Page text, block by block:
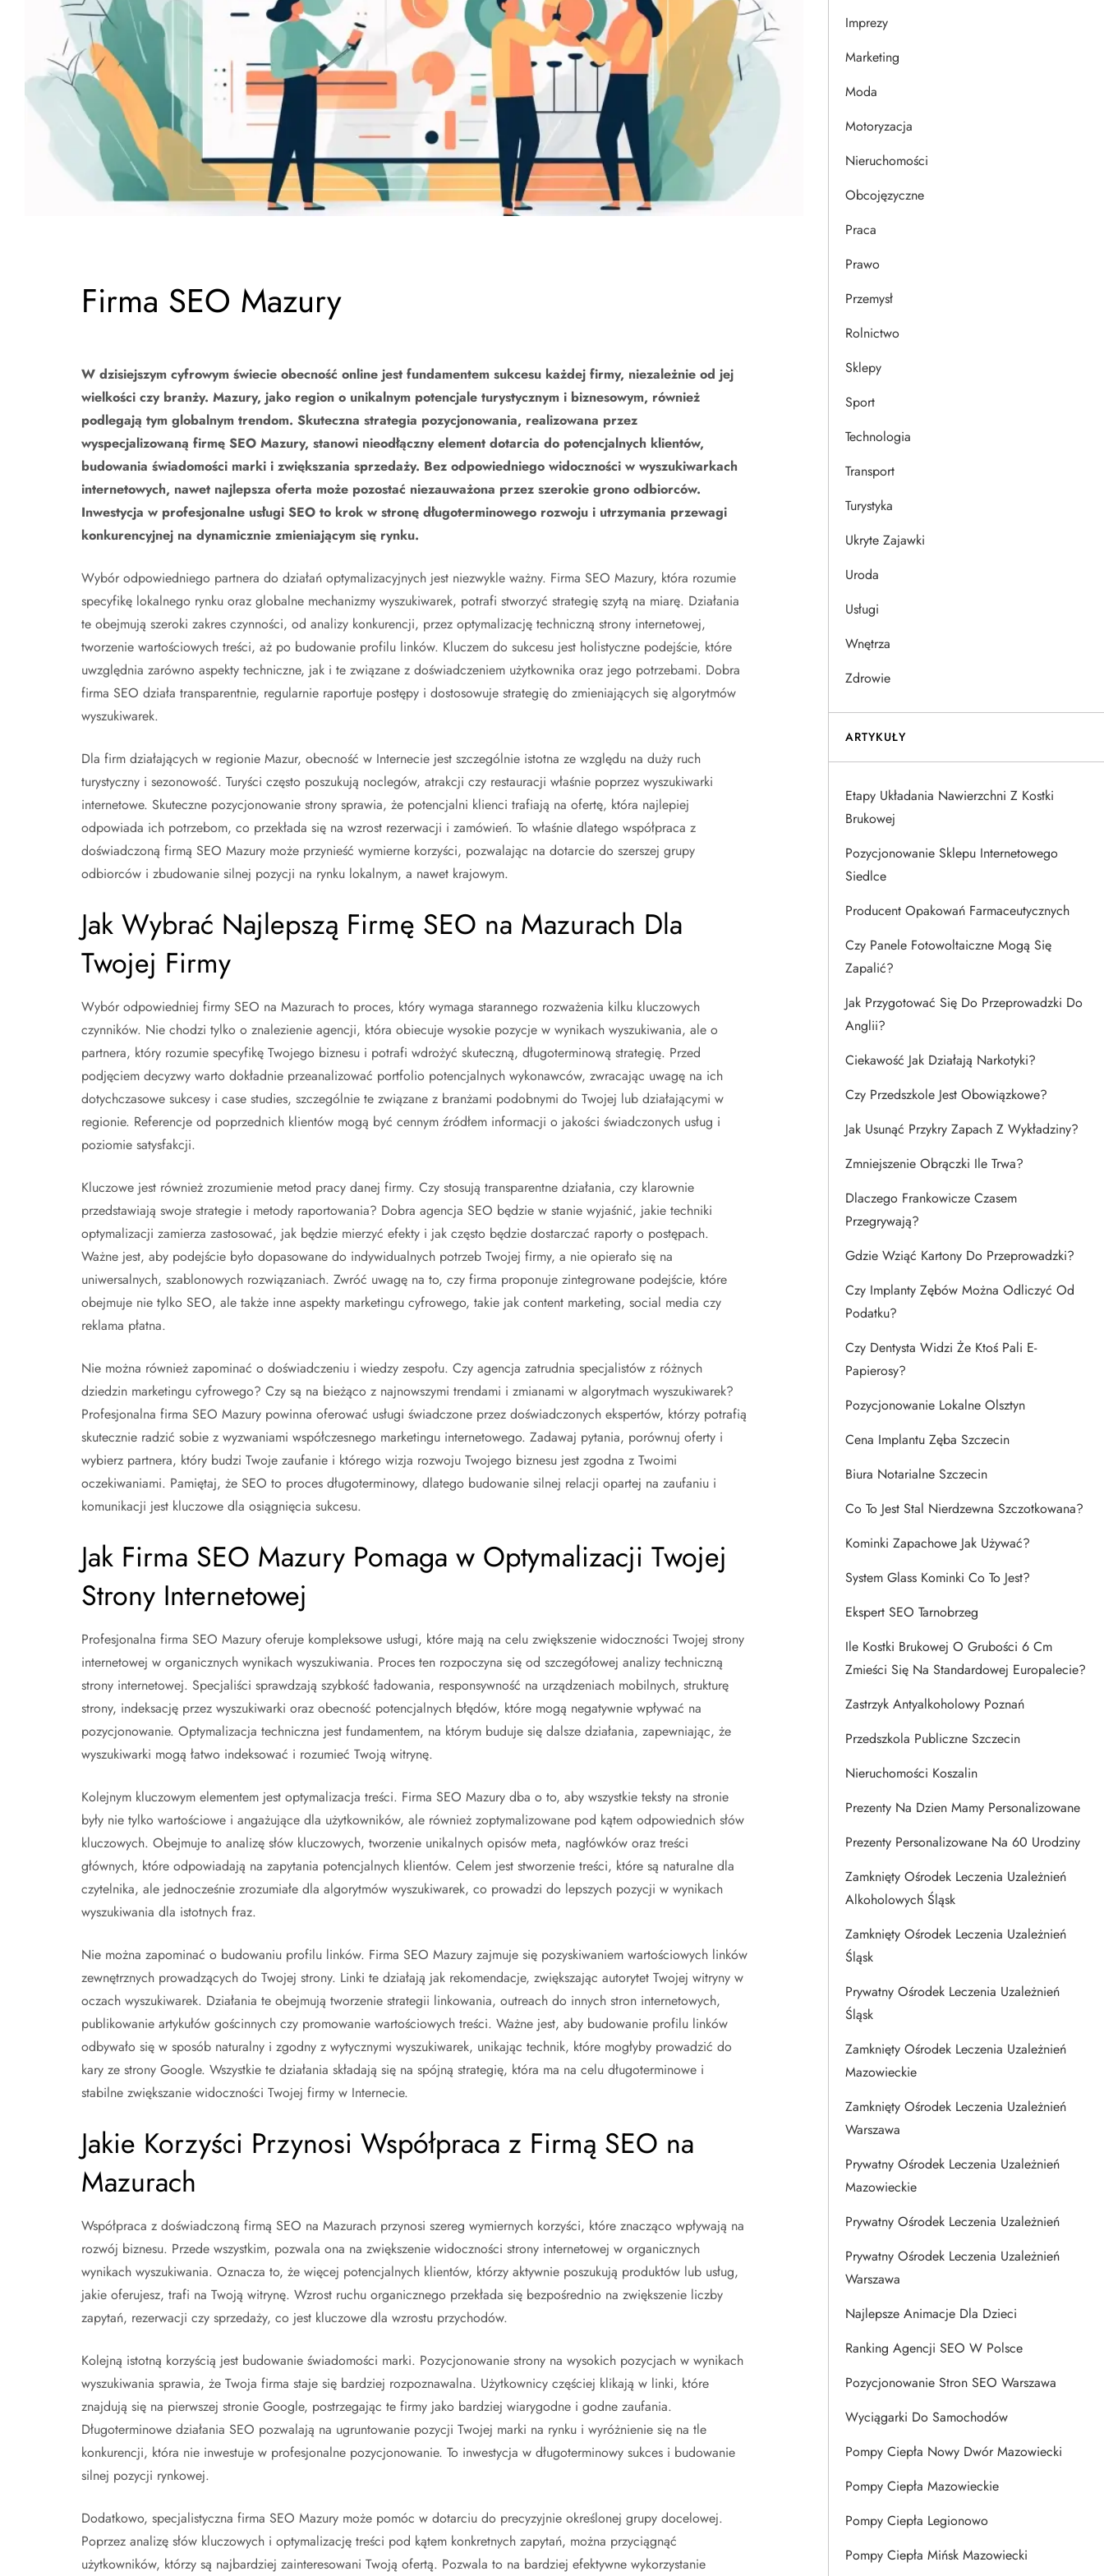
Firma SEO Mazury
W dzisiejszym cyfrowym świecie obecność online jest fundamentem sukcesu każdej firmy, niezależnie od jej
wielkości czy branży. Mazury, jako region o unikalnym potencjale turystycznym i biznesowym, również
podlegają tym globalnym trendom. Skuteczna strategia pozycjonowania, realizowana przez
wyspecjalizowaną firmę SEO Mazury, stanowi nieodłączny element dotarcia do potencjalnych klientów,
budowania świadomości marki i zwiększania sprzedaży. Bez odpowiedniego widoczności w wyszukiwarkach
internetowych, nawet najlepsza oferta może pozostać niezauważona przez szerokie grono odbiorców.
Inwestycja w profesjonalne usługi SEO to krok w stronę długoterminowego rozwoju i utrzymania przewagi
konkurencyjnej na dynamicznie zmieniającym się rynku.
Wybór odpowiedniego partnera do działań optymalizacyjnych jest niezwykle ważny. Firma SEO Mazury, która rozumie
specyfikę lokalnego rynku oraz globalne mechanizmy wyszukiwarek, potrafi stworzyć strategię szytą na miarę. Działania
te obejmują szeroki zakres czynności, od analizy konkurencji, przez optymalizację techniczną strony internetowej,
tworzenie wartościowych treści, aż po budowanie profilu linków. Kluczem do sukcesu jest holistyczne podejście, które
uwzględnia zarówno aspekty techniczne, jak i te związane z doświadczeniem użytkownika oraz jego potrzebami. Dobra
firma SEO działa transparentnie, regularnie raportuje postępy i dostosowuje strategię do zmieniających się algorytmów
wyszukiwarek.
Dla firm działających w regionie Mazur, obecność w Internecie jest szczególnie istotna ze względu na duży ruch
turystyczny i sezonowość. Turyści często poszukują noclegów, atrakcji czy restauracji właśnie poprzez wyszukiwarki
internetowe. Skuteczne pozycjonowanie strony sprawia, że potencjalni klienci trafiają na ofertę, która najlepiej
odpowiada ich potrzebom, co przekłada się na wzrost rezerwacji i zamówień. To właśnie dlatego współpraca z
doświadczoną firmą SEO Mazury może przynieść wymierne korzyści, pozwalając na dotarcie do szerszej grupy
odbiorców i zbudowanie silnej pozycji na rynku lokalnym, a nawet krajowym.
Jak Wybrać Najlepszą Firmę SEO na Mazurach Dla
Twojej Firmy
Wybór odpowiedniej firmy SEO na Mazurach to proces, który wymaga starannego rozważenia kilku kluczowych
czynników. Nie chodzi tylko o znalezienie agencji, która obiecuje wysokie pozycje w wynikach wyszukiwania, ale o
partnera, który rozumie specyfikę Twojego biznesu i potrafi wdrożyć skuteczną, długoterminową strategię. Przed
podjęciem decyzwy warto dokładnie przeanalizować portfolio potencjalnych wykonawców, zwracając uwagę na ich
dotychczasowe sukcesy i case studies, szczególnie te związane z branżami podobnymi do Twojej lub działającymi w
regionie. Referencje od poprzednich klientów mogą być cennym źródłem informacji o jakości świadczonych usług i
poziomie satysfakcji.
Kluczowe jest również zrozumienie metod pracy danej firmy. Czy stosują transparentne działania, czy klarownie
przedstawiają swoje strategie i metody raportowania? Dobra agencja SEO będzie w stanie wyjaśnić, jakie techniki
optymalizacji zamierza zastosować, jak będzie mierzyć efekty i jak często będzie dostarczać raporty o postępach.
Ważne jest, aby podejście było dopasowane do indywidualnych potrzeb Twojej firmy, a nie opierało się na
uniwersalnych, szablonowych rozwiązaniach. Zwróć uwagę na to, czy firma proponuje zintegrowane podejście, które
obejmuje nie tylko SEO, ale także inne aspekty marketingu cyfrowego, takie jak content marketing, social media czy
reklama płatna.
Nie można również zapominać o doświadczeniu i wiedzy zespołu. Czy agencja zatrudnia specjalistów z różnych
dziedzin marketingu cyfrowego? Czy są na bieżąco z najnowszymi trendami i zmianami w algorytmach wyszukiwarek?
Profesjonalna firma SEO Mazury powinna oferować usługi świadczone przez doświadczonych ekspertów, którzy potrafią
skutecznie radzić sobie z wyzwaniami współczesnego marketingu internetowego. Zadawaj pytania, porównuj oferty i
wybierz partnera, który budzi Twoje zaufanie i którego wizja rozwoju Twojego biznesu jest zgodna z Twoimi
oczekiwaniami. Pamiętaj, że SEO to proces długoterminowy, dlatego budowanie silnej relacji opartej na zaufaniu i
komunikacji jest kluczowe dla osiągnięcia sukcesu.
Jak Firma SEO Mazury Pomaga w Optymalizacji Twojej
Strony Internetowej
Profesjonalna firma SEO Mazury oferuje kompleksowe usługi, które mają na celu zwiększenie widoczności Twojej strony
internetowej w organicznych wynikach wyszukiwania. Proces ten rozpoczyna się od szczegółowej analizy techniczną
strony internetowej. Specjaliści sprawdzają szybkość ładowania, responsywność na urządzeniach mobilnych, strukturę
strony, indeksację przez wyszukiwarki oraz obecność potencjalnych błędów, które mogą negatywnie wpływać na
pozycjonowanie. Optymalizacja techniczna jest fundamentem, na którym buduje się dalsze działania, zapewniając, że
wyszukiwarki mogą łatwo indeksować i rozumieć Twoją witrynę.
Kolejnym kluczowym elementem jest optymalizacja treści. Firma SEO Mazury dba o to, aby wszystkie teksty na stronie
były nie tylko wartościowe i angażujące dla użytkowników, ale również zoptymalizowane pod kątem odpowiednich słów
kluczowych. Obejmuje to analizę słów kluczowych, tworzenie unikalnych opisów meta, nagłówków oraz treści
głównych, które odpowiadają na zapytania potencjalnych klientów. Celem jest stworzenie treści, które są naturalne dla
czytelnika, ale jednocześnie zrozumiałe dla algorytmów wyszukiwarek, co prowadzi do lepszych pozycji w wynikach
wyszukiwania dla istotnych fraz.
Nie można zapominać o budowaniu profilu linków. Firma SEO Mazury zajmuje się pozyskiwaniem wartościowych linków
zewnętrznych prowadzących do Twojej strony. Linki te działają jak rekomendacje, zwiększając autorytet Twojej witryny w
oczach wyszukiwarek. Działania te obejmują tworzenie strategii linkowania, outreach do innych stron internetowych,
publikowanie artykułów gościnnych czy promowanie wartościowych treści. Ważne jest, aby budowanie profilu linków
odbywało się w sposób naturalny i zgodny z wytycznymi wyszukiwarek, unikając technik, które mogłyby prowadzić do
kary ze strony Google. Wszystkie te działania składają się na spójną strategię, która ma na celu długoterminowe i
stabilne zwiększanie widoczności Twojej firmy w Internecie.
Jakie Korzyści Przynosi Współpraca z Firmą SEO na
Mazurach
Współpraca z doświadczoną firmą SEO na Mazurach przynosi szereg wymiernych korzyści, które znacząco wpływają na
rozwój biznesu. Przede wszystkim, pozwala ona na zwiększenie widoczności strony internetowej w organicznych
wynikach wyszukiwania. Oznacza to, że więcej potencjalnych klientów, którzy aktywnie poszukują produktów lub usług,
jakie oferujesz, trafi na Twoją witrynę. Wzrost ruchu organicznego przekłada się bezpośrednio na zwiększenie liczby
zapytań, rezerwacji czy sprzedaży, co jest kluczowe dla wzrostu przychodów.
Kolejną istotną korzyścią jest budowanie świadomości marki. Pozycjonowanie strony na wysokich pozycjach w wynikach
wyszukiwania sprawia, że Twoja firma staje się bardziej rozpoznawalna. Użytkownicy częściej klikają w linki, które
znajdują się na pierwszej stronie Google, postrzegając te firmy jako bardziej wiarygodne i godne zaufania.
Długoterminowe działania SEO pozwalają na ugruntowanie pozycji Twojej marki na rynku i wyróżnienie się na tle
konkurencji, która nie inwestuje w profesjonalne pozycjonowanie. To inwestycja w długoterminowy sukces i budowanie
silnej pozycji rynkowej.
Dodatkowo, specjalistyczna firma SEO Mazury może pomóc w dotarciu do precyzyjnie określonej grupy docelowej.
Poprzez analizę słów kluczowych i optymalizację treści pod kątem konkretnych zapytań, można przyciągnąć
użytkowników, którzy są najbardziej zainteresowani Twoją ofertą. Pozwala to na bardziej efektywne wykorzystanie
Imprezy
Marketing
Moda
Motoryzacja
Nieruchomości
Obcojęzyczne
Praca
Prawo
Przemysł
Rolnictwo
Sklepy
Sport
Technologia
Transport
Turystyka
Ukryte Zajawki
Uroda
Usługi
Wnętrza
Zdrowie
ARTYKUŁY
Etapy Układania Nawierzchni Z Kostki
Brukowej
Pozycjonowanie Sklepu Internetowego
Siedlce
Producent Opakowań Farmaceutycznych
Czy Panele Fotowoltaiczne Mogą Się
Zapalić?
Jak Przygotować Się Do Przeprowadzki Do
Anglii?
Ciekawość Jak Działają Narkotyki?
Czy Przedszkole Jest Obowiązkowe?
Jak Usunąć Przykry Zapach Z Wykładziny?
Zmniejszenie Obrączki Ile Trwa?
Dlaczego Frankowicze Czasem
Przegrywają?
Gdzie Wziąć Kartony Do Przeprowadzki?
Czy Implanty Zębów Można Odliczyć Od
Podatku?
Czy Dentysta Widzi Że Ktoś Pali E-
Papierosy?
Pozycjonowanie Lokalne Olsztyn
Cena Implantu Zęba Szczecin
Biura Notarialne Szczecin
Co To Jest Stal Nierdzewna Szczotkowana?
Kominki Zapachowe Jak Używać?
System Glass Kominki Co To Jest?
Ekspert SEO Tarnobrzeg
Ile Kostki Brukowej O Grubości 6 Cm
Zmieści Się Na Standardowej Europalecie?
Zastrzyk Antyalkoholowy Poznań
Przedszkola Publiczne Szczecin
Nieruchomości Koszalin
Prezenty Na Dzien Mamy Personalizowane
Prezenty Personalizowane Na 60 Urodziny
Zamknięty Ośrodek Leczenia Uzależnień
Alkoholowych Śląsk
Zamknięty Ośrodek Leczenia Uzależnień
Śląsk
Prywatny Ośrodek Leczenia Uzależnień
Śląsk
Zamknięty Ośrodek Leczenia Uzależnień
Mazowieckie
Zamknięty Ośrodek Leczenia Uzależnień
Warszawa
Prywatny Ośrodek Leczenia Uzależnień
Mazowieckie
Prywatny Ośrodek Leczenia Uzależnień
Prywatny Ośrodek Leczenia Uzależnień
Warszawa
Najlepsze Animacje Dla Dzieci
Ranking Agencji SEO W Polsce
Pozycjonowanie Stron SEO Warszawa
Wyciągarki Do Samochodów
Pompy Ciepła Nowy Dwór Mazowiecki
Pompy Ciepła Mazowieckie
Pompy Ciepła Legionowo
Pompy Ciepła Mińsk Mazowiecki